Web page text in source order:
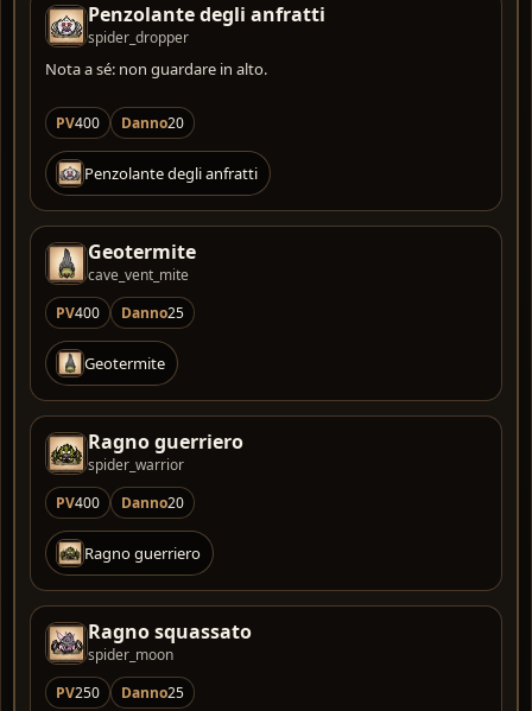
Penzolante degli anfratti
spider_dropper
Nota a sé: non guardare in alto.
PV400 Danno20
Penzolante degli anfratti
Geotermite
cave_vent_mite
PV400 Danno25
Geotermite
Ragno guerriero
spider_warrior
PV400 Danno20
Ragno guerriero
Ragno squassato
spider_moon
PV250 Danno25